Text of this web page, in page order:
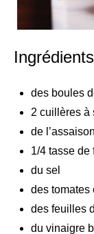
des boules
2 cuillères à
de
1/4 tasse de
du sel
des tomates
des feuilles
du vinaigre